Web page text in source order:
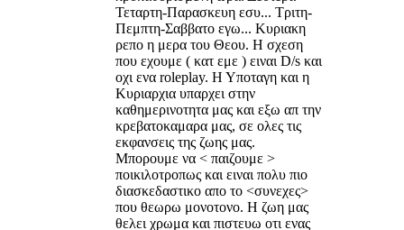
Τεταρτη-Παρασκευη εσυ... Τριτη-
Πεμπτη-Σαββατο εγω... Κυριακη
ρεπο η μερα του Θεου. Η σχεση
που εχουμε ( κατ εμε ) ειναι D/s και
οχι ενα roleplay. Η Υποταγη και η
Κυριαρχια υπαρχει στην
καθημερινοτητα μας και εξω απ την
κρεβατοκαμαρα μας, σε ολες τις
εκφανσεις της ζωης μας.
Μπορουμε να < παιζουμε >
ποικιλοτροπως και ειναι πολυ πιο
διασκεδαστικο απο το <συνεχες>
που θεωρω μονοτονο. Η ζωη μας
θελει χρωμα και πιστευω οτι ενας